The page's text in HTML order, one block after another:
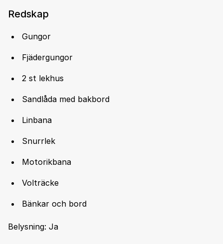
Redskap
Gungor
Fjädergungor
2 st lekhus
Sandlåda med bakbord
Linbana
Snurrlek
Motorikbana
Volträcke
Bänkar och bord
Belysning: Ja